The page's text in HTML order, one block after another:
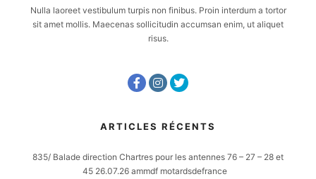
Nulla laoreet vestibulum turpis non finibus. Proin interdum a tortor
sit amet mollis. Maecenas sollicitudin accumsan enim, ut aliquet
risus.
ARTICLES RÉCENTS
835/ Balade direction Chartres pour les antennes 76 – 27 – 28 et
45 26.07.26 ammdf motardsdefrance